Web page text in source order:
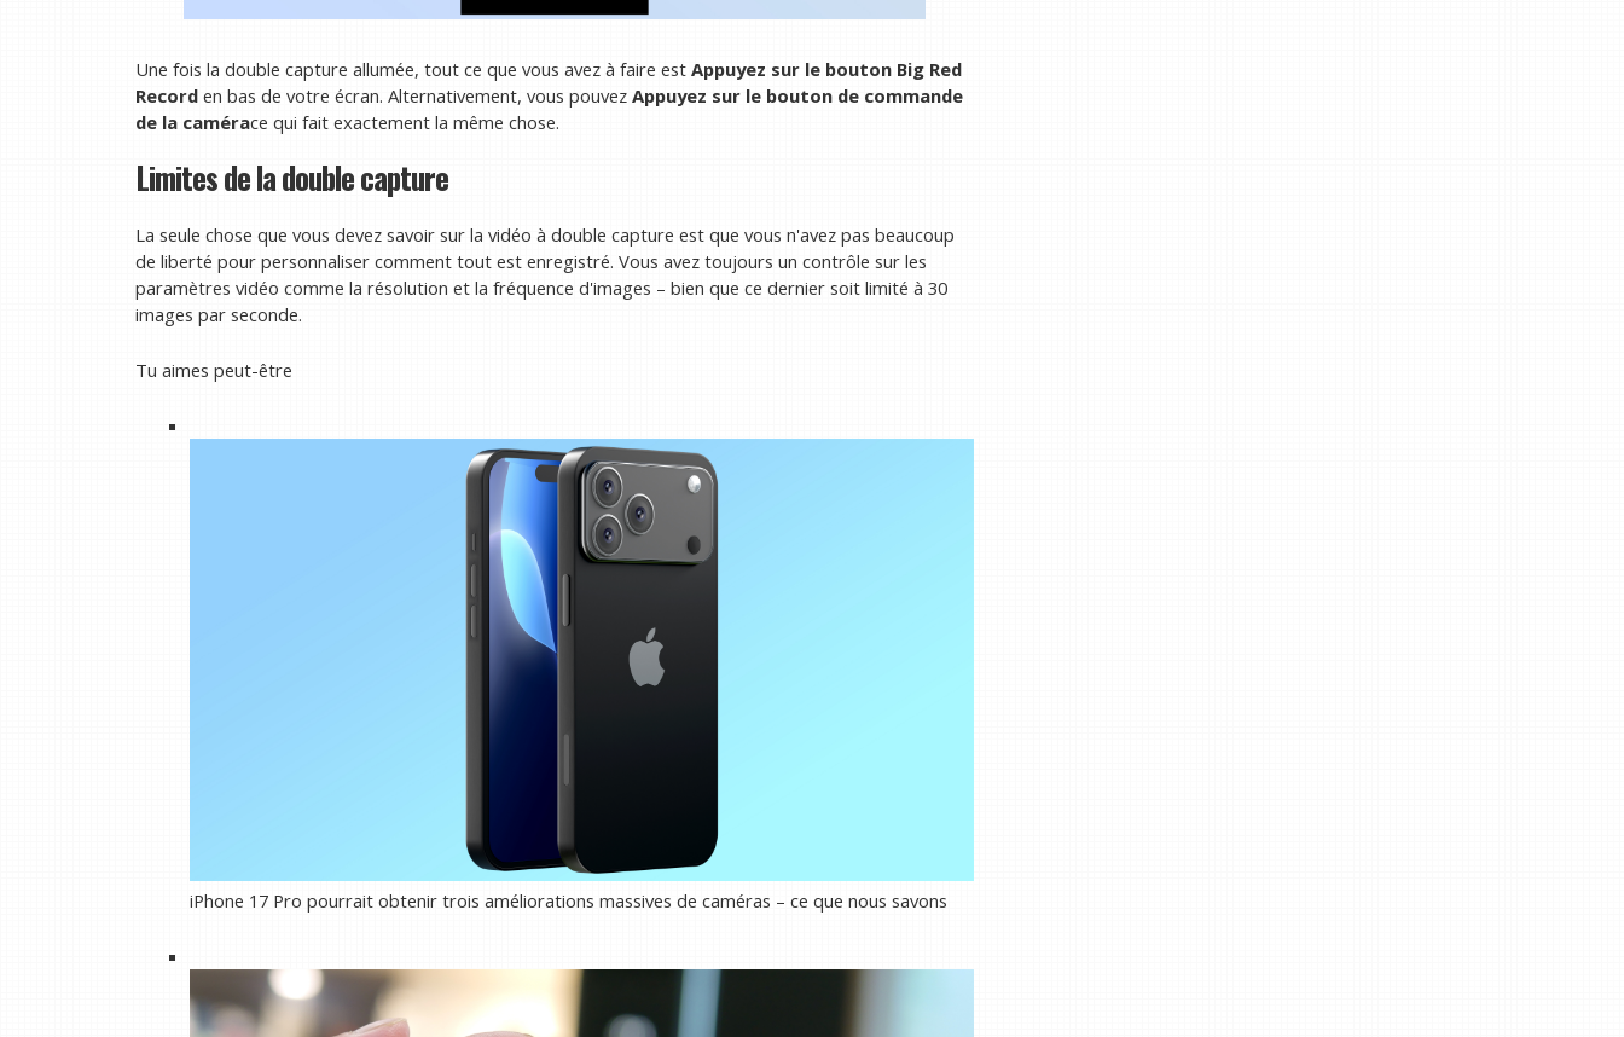
Une fois la double capture allumée, tout ce que vous avez à faire est Appuyez sur le bouton Big Red
Record en bas de votre écran. Alternativement, vous pouvez Appuyez sur le bouton de commande
de la camérace qui fait exactement la même chose.
Limites de la double capture
La seule chose que vous devez savoir sur la vidéo à double capture est que vous n'avez pas beaucoup
de liberté pour personnaliser comment tout est enregistré. Vous avez toujours un contrôle sur les
paramètres vidéo comme la résolution et la fréquence d'images – bien que ce dernier soit limité à 30
images par seconde.
Tu aimes peut-être
iPhone 17 Pro pourrait obtenir trois améliorations massives de caméras – ce que nous savons